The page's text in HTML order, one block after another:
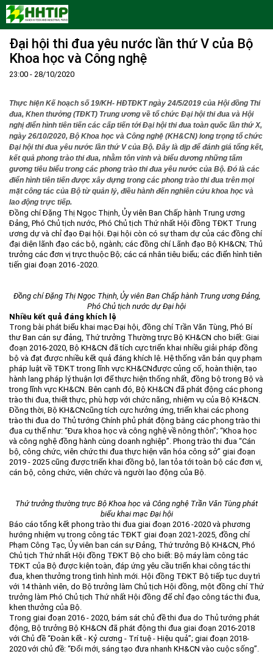
Trang Chủ
Giới thiệu
Tầm nhìn - Sứ mệnh
Lãnh đạo Ban Quản lý
Cơ cấu tổ chức
Chức năng, nhiệm vụ
Ban Quản lý Khu
Chính sách mới
Doanh nghiệp
Hợp tác quốc tế
Đào tạo và Nghiên cứu
Cách mạng công nghiệp lần thứ 4
Quy hoạch
Quy hoạch tổng thể
Quy hoạch khu chức năng
Ưu thế
Vị trí
Cơ sở hạ tầng
Cơ chế ưu đãi đầu tư
Cơ chế Một cửa
Nguồn nhân lực
Nhà đầu tư
Hướng dẫn đầu tư
Trình tự, thủ tục đầu tư
Tiêu chí đầu tư
Lĩnh vực đầu tư
Quản lý và vận hành dự án đầu tư
Văn bản pháp luật
Các thủ tục hành chính
Doanh nghiệp
Đất đai
Đầu tư
Lao động
Môi trường
Quy hoạch - Xây dựng
Ưu đãi đầu tư
Công nghệ và Sản phẩm
Văn bản khác
Thông báo
Thông báo chung
Tuyển dụng
Công khai ngân sách
Dữ liệu mở
FAQs
Liên hệ - Liên kết
Liên hệ
Đại hội thi đua yêu nước lần thứ V của Bộ
Khoa học và Công nghệ
23:00 - 28/10/2020
Thực hiện Kế hoạch số 19/KH- HĐTĐKT ngày 24/5/2019 của Hội đồng Thi
đua, Khen thưởng (TĐKT) Trung ương về tổ chức Đại hội thi đua và Hội
nghị điển hình tiên tiến các cấp tiến tới Đại hội thi đua toàn quốc lần thứ X,
ngày 26/10/2020, Bộ Khoa học và Công nghệ (KH&CN) long trọng tổ chức
Đại hội thi đua yêu nước lần thứ V của Bộ. Đây là dịp để đánh giá tổng kết,
kết quả phong trào thi đua, nhằm tôn vinh và biểu dương những tấm
gương tiêu biểu trong các phong trào thi đua yêu nước của Bộ. Đó là các
điển hình tiên tiến được xây dựng trong các phong trào thi đua trên mọi
mặt công tác của Bộ từ quản lý, điều hành đến nghiên cứu khoa học và
lao động trực tiếp.
Đồng chí Đặng Thị Ngọc Thịnh, Ủy viên Ban Chấp hành Trung ương
Đảng, Phó Chủ tịch nước, Phó Chủ tịch Thứ nhất Hội đồng TĐKT Trung
ương dự và chỉ đạo Đại hội. Đại hội còn có sự tham dự của các đồng chí
đại diện lãnh đạo các bộ, ngành; các đồng chí Lãnh đạo Bộ KH&CN; Thủ
trưởng các đơn vị trực thuộc Bộ; các cá nhân tiêu biểu; các điển hình tiên
tiến giai đoạn 2016 -2020.
Đồng chí Đặng Thị Ngọc Thịnh, Ủy viên Ban Chấp hành Trung ương Đảng,
Phó Chủ tịch nước dự Đại hội
Nhiều kết quả đáng khích lệ
Trong bài phát biểu khai mạc Đại hội, đồng chí Trần Văn Tùng, Phó Bí
thư Ban cán sự đảng, Thứ trưởng Thường trực Bộ KH&CN cho biết: Giai
đoạn 2016-2020, Bộ KH&CN đã tích cực triển khai nhiều giải pháp đồng
bộ và đạt được nhiều kết quả đáng khích lệ. Hệ thống văn bản quy phạm
pháp luật về TĐKT trong lĩnh vực KH&CNđược củng cố, hoàn thiện, tạo
hành lang pháp lý thuận lợi để thực hiện thống nhất, đồng bộ trong Bộ và
trong lĩnh vực KH&CN. Bên cạnh đó, Bộ KH&CN đã phát động các phong
trào thi đua, thiết thực, phù hợp với chức năng, nhiệm vụ của Bộ KH&CN.
Đồng thời, Bộ KH&CNcũng tích cực hưởng ứng, triển khai các phong
trào thi đua do Thủ tướng Chính phủ phát động bằng các phong trào thi
đua cụ thể như: “Đưa khoa học và công nghệ về nông thôn”; “Khoa học
và công nghệ đồng hành cùng doanh nghiệp”. Phong trào thi đua “Cán
bộ, công chức, viên chức thi đua thực hiện văn hóa công sở” giai đoạn
2019 - 2025 cũng được triển khai đồng bộ, lan tỏa tới toàn bộ các đơn vị,
cán bộ, công chức, viên chức và người lao động của Bộ.
Thứ trưởng thường trực Bộ Khoa học và Công nghệ Trần Văn Tùng phát
biểu khai mạc Đại hội
Báo cáo tổng kết phong trào thi đua giai đoạn 2016 -2020 và phương
hướng nhiệm vụ trong công tác TĐKT giai đoạn 2021-2025, đồng chí
Phạm Công Tạc, Ủy viên ban cán sự Đảng, Thứ trưởng Bộ KH&CN, Phó
Chủ tịch Thứ nhất Hội đồng TĐKT Bộ cho biết: Bộ máy làm công tác
TĐKT của Bộ được kiện toàn, đáp ứng yêu cầu triển khai công tác thi
đua, khen thưởng trong tình hình mới. Hội đồng TĐKT Bộ tiếp tục duy trì
với 14 thành viên, do Bộ trưởng làm Chủ tịch Hội đồng, một đồng chí Thứ
trưởng làm Phó Chủ tịch Thứ nhất Hội đồng để chỉ đạo công tác thi đua,
khen thưởng của Bộ.
Trong giai đoạn 2016 - 2020, bám sát chủ đề thi đua do Thủ tướng phát
động, Bộ trưởng Bộ KH&CN đã phát động thi đua giai đoạn 2016-2018
với Chủ đề “Đoàn kết - Kỷ cương - Trí tuệ - Hiệu quả”; giai đoạn 2018-
2020 với chủ đề: “Đổi mới, sáng tạo đưa nhanh KH&CN vào cuộc sống”.